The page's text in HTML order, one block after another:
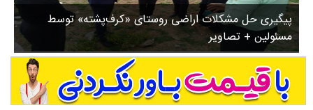
پیگیری حل مشکلات اراضی روستای «کرف‌پشته» توسط
مسئولین + تصاویر
ش
د
.